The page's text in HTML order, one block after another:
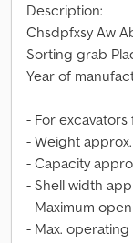
Description:
Chsdpfxsy Aw
Sorting grab
Year of
- For
- Weight
- Capacity
- Shell width
- Maximum
- Max.